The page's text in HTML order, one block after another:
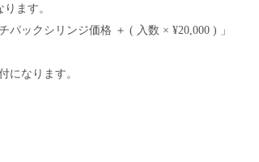
ます。
ックシリンジ価格 ＋ ( 入数 × ¥20,000 ) 」
になります。